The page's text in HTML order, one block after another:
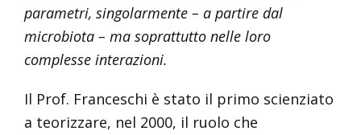
parametri, singolarmente – a partire dal
microbiota – ma soprattutto nelle loro
complesse interazioni.
Il Prof. Franceschi è stato il primo scienziato
a teorizzare, nel 2000, il ruolo che